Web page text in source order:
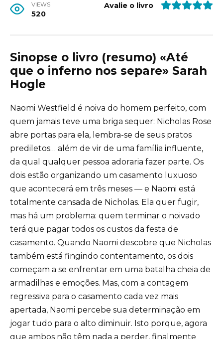
VIEWS
520
Avalie o livro
Sinopse o livro (resumo) «Até
que o inferno nos separe» Sarah
Hogle
Naomi Westfield é noiva do homem perfeito, com
quem jamais teve uma briga sequer: Nicholas Rose
abre portas para ela, lembra-se de seus pratos
prediletos… além de vir de uma família influente,
da qual qualquer pessoa adoraria fazer parte. Os
dois estão organizando um casamento luxuoso
que acontecerá em três meses ― e Naomi está
totalmente cansada de Nicholas. Ela quer fugir,
mas há um problema: quem terminar o noivado
terá que pagar todos os custos da festa de
casamento. Quando Naomi descobre que Nicholas
também está fingindo contentamento, os dois
começam a se enfrentar em uma batalha cheia de
armadilhas e emoções. Mas, com a contagem
regressiva para o casamento cada vez mais
apertada, Naomi percebe sua determinação em
jogar tudo para o alto diminuir. Isto porque, agora
que ambos não têm nada a perder, finalmente